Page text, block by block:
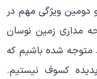
دومین ویژگی مهم در
۵ درجه با صفحه مداری زمین نوسان
متوجه شده باشیم که
شاهد پدیده کسوف نیستیم.